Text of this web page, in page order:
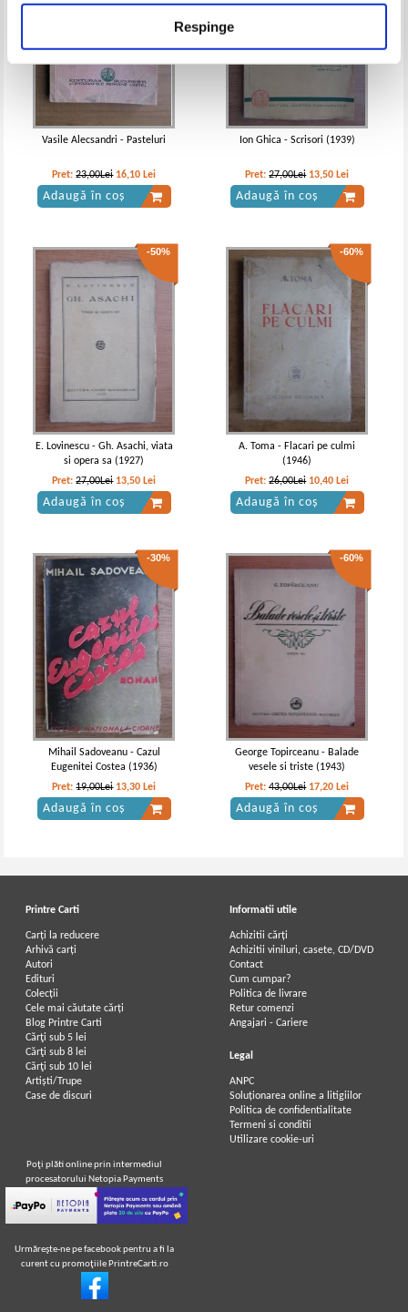
Respinge
Vasile Alecsandri - Pasteluri
Pret:23,00Lei 16,10 Lei
Adaugă în coș
Ion Ghica - Scrisori (1939)
Pret:27,00Lei 13,50 Lei
Adaugă în coș
-50%
E. Lovinescu - Gh. Asachi, viata
si opera sa (1927)
Pret:27,00Lei 13,50 Lei
Adaugă în coș
-60%
A. Toma - Flacari pe culmi
(1946)
Pret:26,00Lei 10,40 Lei
Adaugă în coș
-30%
Mihail Sadoveanu - Cazul
Eugenitei Costea (1936)
Pret:19,00Lei 13,30 Lei
Adaugă în coș
-60%
George Topirceanu - Balade
vesele si triste (1943)
Pret:43,00Lei 17,20 Lei
Adaugă în coș
Printre Carti
Carți la reducere
Arhivă carți
Autori
Edituri
Colecții
Cele mai căutate cărți
Blog Printre Carti
Cărţi sub 5 lei
Cărţi sub 8 lei
Cărţi sub 10 lei
Artiști/Trupe
Case de discuri
Informatii utile
Achizitii cărți
Achizitii viniluri, casete, CD/DVD
Contact
Cum cumpar?
Politica de livrare
Retur comenzi
Angajari - Cariere
Legal
ANPC
Soluționarea online a litigiilor
Politica de confidentialitate
Termeni si conditii
Utilizare cookie-uri
Poţi plăti online prin intermediul
procesatorului Netopia Payments
Urmăreşte-ne pe facebook pentru a fi la
curent cu promoţiile PrintreCarti.ro